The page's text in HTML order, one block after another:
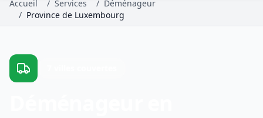
Accueil / Services / Déménageur
/ Province de Luxembourg